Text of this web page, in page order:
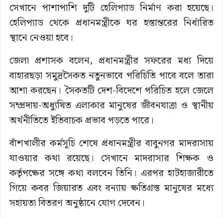
সেখানে পাশাপাশি দুটি হেলিপ্যাড নির্মাণ করা হয়েছে।
হেলিপ্যাড থেকে প্রধানমন্ত্রীকে ঘর হস্তান্তরের নির্ধারিত
স্থানে নেওয়া হবে।
জেলা প্রশাসক বলেন, প্রধানমন্ত্রীর সফরের মধ্য দিয়ে
বাহারছড়া সমুদ্রসৈকত নতুনভাবে পরিচিতি পাবে বলে তারা
আশা করছেন। সৈকতটি দেশ-বিদেশে পরিচিত হলে জেলে
সম্প্রদায়-অধ্যুষিত এলাকার মানুষের জীবনযাত্রা ও স্থানীয়
অর্থনীতিতে ইতিবাচক প্রভাব পড়তে পারে।
বাঁশখালীর কর্মসূচি শেষে প্রধানমন্ত্রীর বাবুনগর মাদরাসায়
যাওয়ার কথা রয়েছে। সেখানে মাদরাসার শিক্ষক ও
কর্তৃপক্ষের সঙ্গে কথা বলবেন তিনি। এরপর হাটহাজারীতে
গিয়ে কবর জিয়ারত এবং বন্যায় ক্ষতিগ্রস্ত মানুষের মধ্যে
সহায়তা বিতরণ অনুষ্ঠানে যোগ দেবেন।